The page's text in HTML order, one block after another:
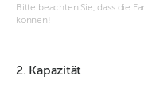
Bitte beachten Sie, dass die
können!
2. Kapazität